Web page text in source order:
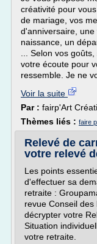
créativité pour
de mariage, vos
d'anniversaire,
naissance, un
... Selon vos
votre écoute pour
ressemble. Je ne
Voir la suite
Par : fairp'Art
Thèmes liés : faire
Relevé de
votre relevé
Les points
d'effectuer sa
retraite :
revue Conseil
décrypter votre
Situation
votre retraite.